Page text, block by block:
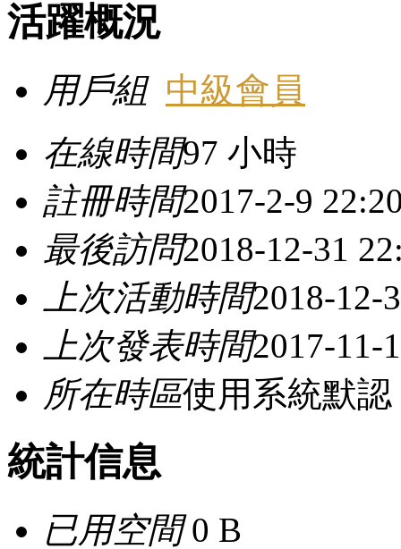
活躍概況
用戶組 中級會員
在線時間97 小時
註冊時間2017-2-9
最後訪問2018-12-31
上次活動時間2018-12-
上次發表時間2017-11-
所在時區使用系統默認
統計信息
已用空間0 B